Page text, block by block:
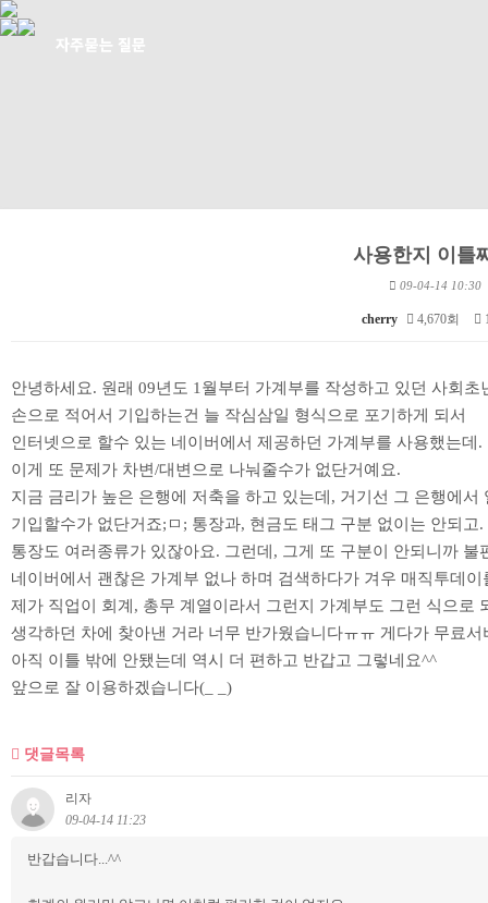
사용한지 이틀
09-04-14 10:30
cherry 4,670회
안녕하세요. 원래 09년도 1월부터 가계부를 작성하고 있던 사회초
손으로 적어서 기입하는건 늘 작심삼일 형식으로 포기하게 되서
인터넷으로 할수 있는 네이버에서 제공하던 가계부를 사용했는데.
이게 또 문제가 차변/대변으로 나눠줄수가 없단거예요.
지금 금리가 높은 은행에 저축을 하고 있는데, 거기선 그 은행에서
기입할수가 없단거죠;ㅁ; 통장과, 현금도 태그 구분 없이는 안되고.
통장도 여러종류가 있잖아요. 그런데, 그게 또 구분이 안되니까 불
네이버에서 괜찮은 가계부 없나 하며 검색하다가 겨우 매직투데
제가 직업이 회계, 총무 계열이라서 그런지 가계부도 그런 식으로
생각하던 차에 찾아낸 거라 너무 반가웠습니다ㅠㅠ 게다가 무료서
아직 이틀 밖에 안됐는데 역시 더 편하고 반갑고 그렇네요^^
앞으로 잘 이용하겠습니다(_ _)
댓글목록
리자
09-04-14 11:23
반갑습니다...^^